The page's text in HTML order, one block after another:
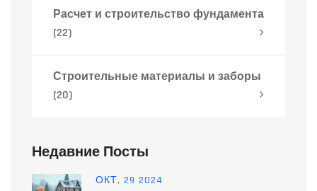
Расчет и строительство фундамента
(22)
Строительные материалы и заборы
(20)
Недавние Посты
ОКТ, 29 2024